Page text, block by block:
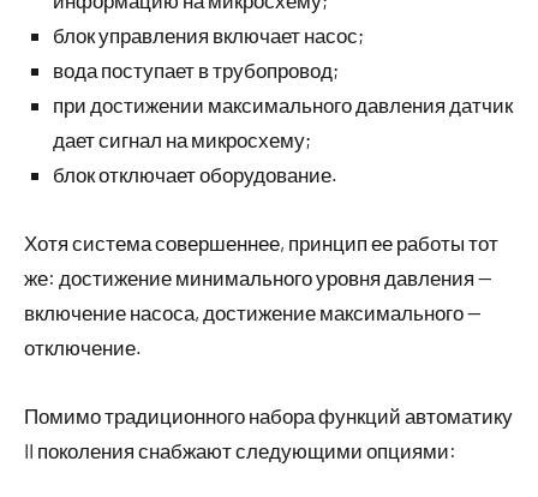
блок управления включает насос;
вода поступает в трубопровод;
при достижении максимального давления датчик
дает сигнал на микросхему;
блок отключает оборудование.
Хотя система совершеннее, принцип ее работы тот
же: достижение минимального уровня давления —
включение насоса, достижение максимального —
отключение.
Помимо традиционного набора функций автоматику
II поколения снабжают следующими опциями: